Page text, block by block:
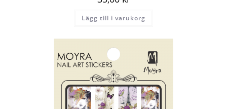
Lägg till i varukorg